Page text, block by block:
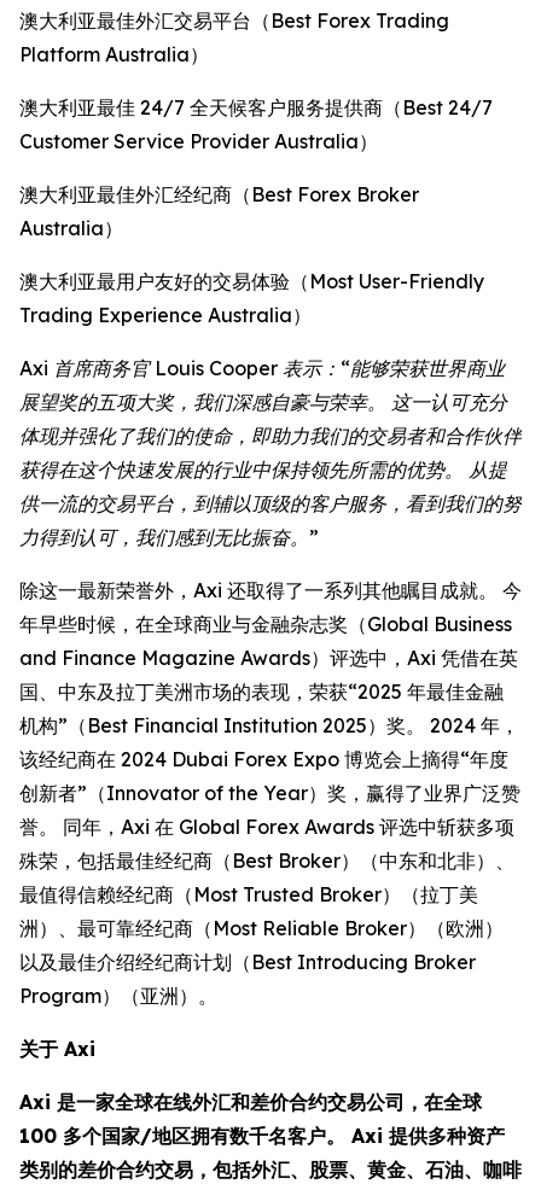
澳大利亚最佳外汇交易平台（Best Forex Trading
Platform Australia）
澳大利亚最佳 24/7 全天候客户服务提供商（Best 24/7
Customer Service Provider Australia）
澳大利亚最佳外汇经纪商（Best Forex Broker
Australia）
澳大利亚最用户友好的交易体验（Most User-Friendly
Trading Experience Australia）
Axi 首席商务官 Louis Cooper 表示：“能够荣获世界商业
展望奖的五项大奖，我们深感自豪与荣幸。 这一认可充分
体现并强化了我们的使命，即助力我们的交易者和合作伙伴
获得在这个快速发展的行业中保持领先所需的优势。 从提
供一流的交易平台，到辅以顶级的客户服务，看到我们的努
力得到认可，我们感到无比振奋。”
除这一最新荣誉外，Axi 还取得了一系列其他瞩目成就。 今
年早些时候，在全球商业与金融杂志奖（Global Business
and Finance Magazine Awards）评选中，Axi 凭借在英
国、中东及拉丁美洲市场的表现，荣获“2025 年最佳金融
机构”（Best Financial Institution 2025）奖。 2024 年，
该经纪商在 2024 Dubai Forex Expo 博览会上摘得“年度
创新者”（Innovator of the Year）奖，赢得了业界广泛赞
誉。 同年，Axi 在 Global Forex Awards 评选中斩获多项
殊荣，包括最佳经纪商（Best Broker）（中东和北非）、
最值得信赖经纪商（Most Trusted Broker）（拉丁美
洲）、最可靠经纪商（Most Reliable Broker）（欧洲）
以及最佳介绍经纪商计划（Best Introducing Broker
Program）（亚洲）。
关于 Axi
Axi 是一家全球在线外汇和差价合约交易公司，在全球
100 多个国家/地区拥有数千名客户。 Axi 提供多种资产
类别的差价合约交易，包括外汇、股票、黄金、石油、咖啡